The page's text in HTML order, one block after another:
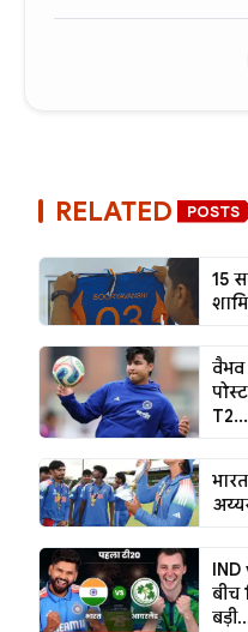
RELATED POSTS
15
वैभव
T2...
IND
बीच